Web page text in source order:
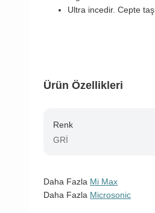
Ultra incedir. Cepte
Ürün Özellikleri
Renk
GRİ
Daha Fazla Mi Max
Daha Fazla Microsonic